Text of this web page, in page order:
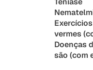
vermes
Doenças
são (com